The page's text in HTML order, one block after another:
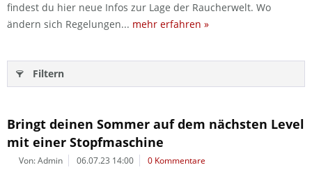
findest du hier neue Infos zur Lage der Raucherwelt. Wo
ändern sich Regelungen... mehr erfahren »
Filtern
Bringt deinen Sommer auf dem nächsten Level
mit einer Stopfmaschine
Von: Admin 06.07.23 14:00 0 Kommentare